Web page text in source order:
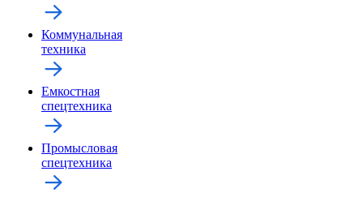
Коммунальная
техника
Емкостная
спецтехника
Промысловая
спецтехника